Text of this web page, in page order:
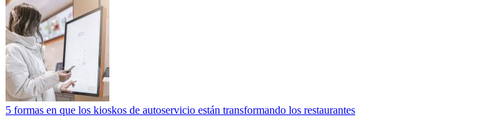
5 formas en que los kioskos de autoservicio están transformando los restaurantes